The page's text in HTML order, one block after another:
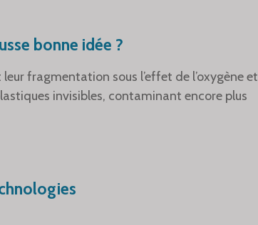
bonne idée ?
fragmentation sous l’effet de l’oxygène et
invisibles, contaminant encore plus